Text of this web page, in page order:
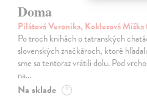
Doma
Pilátová Veronika, Koklesová
Po troch knihách o tatranských
slovenských značkároch, ktoré
sme sa tentoraz vrátili dolu. Pod
na…
Na sklade ?